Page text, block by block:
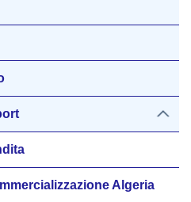
Algeria